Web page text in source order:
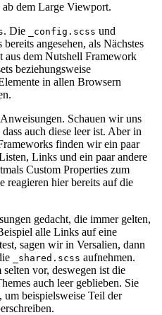
dem Large Viewport.
. Die _config.scss und
angesehen, als Nächstes
aus dem Nutshell Framework
beziehungsweise
in allen Browsern
Schauen wir uns
auch diese leer ist. Aber in
finden wir ein paar
Links und ein paar andere
Custom Properties zum
reagieren hier bereits auf die
gedacht, die immer gelten,
alle Links auf eine
sagen wir in Versalien, dann
_shared.scss aufnehmen.
vor, deswegen ist die
auch leer geblieben. Sie
um beispielsweise Teil der